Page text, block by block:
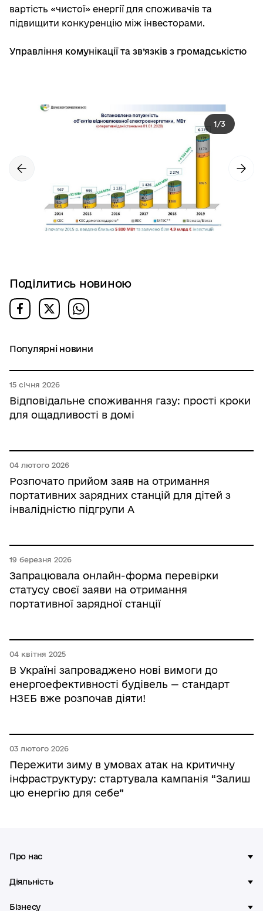
вартість «чистої» енергії для споживачів та
підвищити конкуренцію між інвесторами.
Управління комунікації та зв’язків з громадськістю
1/3
Поділитись новиною
Популярні новини
15 січня 2026
Відповідальне споживання газу: прості кроки
для ощадливості в домі
04 лютого 2026
Розпочато прийом заяв на отримання
портативних зарядних станцій для дітей з
інвалідністю підгрупи А
19 березня 2026
Запрацювала онлайн-форма перевірки
статусу своєї заяви на отримання
портативної зарядної станції
04 квітня 2025
В Україні запроваджено нові вимоги до
енергоефективності будівель — стандарт
НЗЕБ вже розпочав діяти!
03 лютого 2026
Пережити зиму в умовах атак на критичну
інфраструктуру: стартувала кампанія “Залиш
цю енергію для себе”
Про нас
Діяльність
Бізнесу